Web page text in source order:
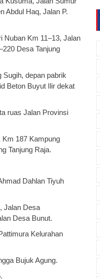
Abdul Haq, Jalan P.
Nuban Km 11–13, Jalan
Desa Tanjung
Sugih, depan pabrik
Beton Buyut Ilir dekat
ruas Jalan Provinsi
Km 187 Kampung
Tanjung Raja.
Dahlan Tiyuh
Jalan Desa
Desa Bunut.
Kelurahan
Bujuk Agung.